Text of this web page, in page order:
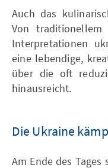
Auch das
Von
Interpretationen
eine lebendige,
über die oft
hinausreicht.
Die Ukraine
Am Ende des